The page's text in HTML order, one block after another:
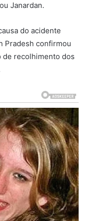
Janardan.
do acidente
Pradesh confirmou
de recolhimento dos